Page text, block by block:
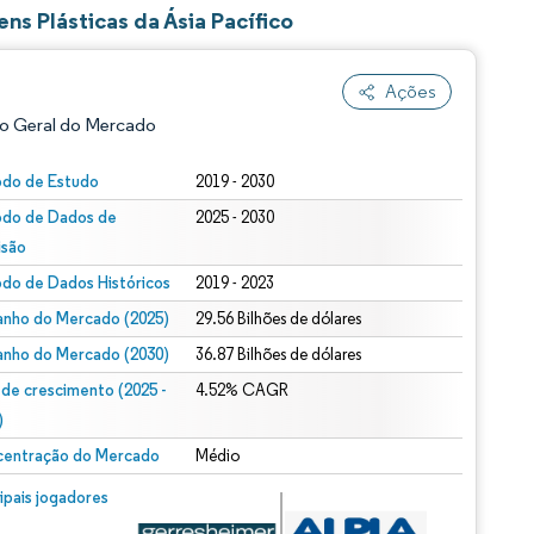
Plásticas da Ásia Pacífico
Ações
Geral do Mercado
de Estudo 2019 - 2030
de Dados de
2025 - 2030
de Dados Históricos 2019 - 2023
do Mercado (2025) 29.56 Bilhões de dólares
do Mercado (2030) 36.87 Bilhões de dólares
de crescimento (2025 -
4.52% CAGR
do Mercado Médio
jogadores
© Mordor Intelligence. O reuso requer atribuição conforme CC BY 4.0.
conforme CC BY 4.0.